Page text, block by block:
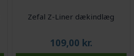
Zefal Z-Liner dækindlæg
109,00 kr.